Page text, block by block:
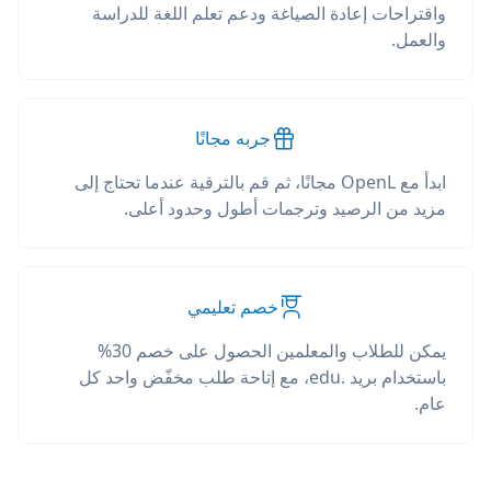
واقتراحات إعادة الصياغة ودعم تعلم اللغة للدراسة
والعمل.
جربه مجانًا
ابدأ مع OpenL مجانًا، ثم قم بالترقية عندما تحتاج إلى
مزيد من الرصيد وترجمات أطول وحدود أعلى.
خصم تعليمي
يمكن للطلاب والمعلمين الحصول على خصم 30%
باستخدام بريد .edu، مع إتاحة طلب مخفّض واحد كل
عام.